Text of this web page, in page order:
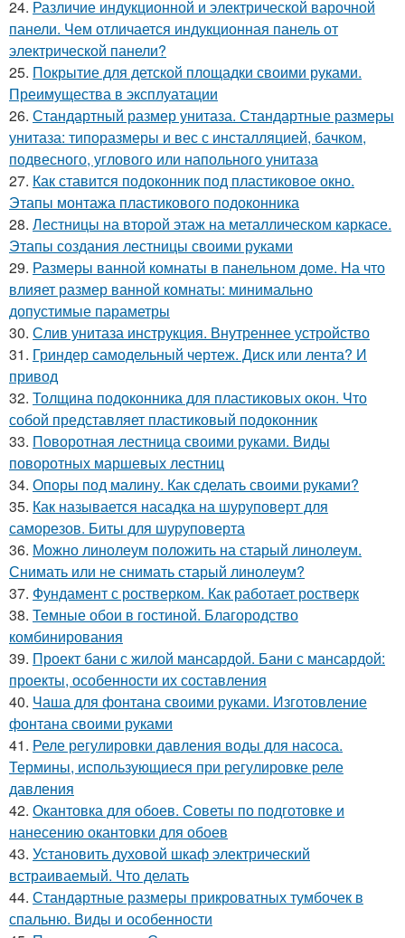
24. Различие индукционной и электрической варочной
панели. Чем отличается индукционная панель от
электрической панели?
25. Покрытие для детской площадки своими руками.
Преимущества в эксплуатации
26. Стандартный размер унитаза. Стандартные размеры
унитаза: типоразмеры и вес с инсталляцией, бачком,
подвесного, углового или напольного унитаза
27. Как ставится подоконник под пластиковое окно.
Этапы монтажа пластикового подоконника
28. Лестницы на второй этаж на металлическом каркасе.
Этапы создания лестницы своими руками
29. Размеры ванной комнаты в панельном доме. На что
влияет размер ванной комнаты: минимально
допустимые параметры
30. Слив унитаза инструкция. Внутреннее устройство
31. Гриндер самодельный чертеж. Диск или лента? И
привод
32. Толщина подоконника для пластиковых окон. Что
собой представляет пластиковый подоконник
33. Поворотная лестница своими руками. Виды
поворотных маршевых лестниц
34. Опоры под малину. Как сделать своими руками?
35. Как называется насадка на шуруповерт для
саморезов. Биты для шуруповерта
36. Можно линолеум положить на старый линолеум.
Снимать или не снимать старый линолеум?
37. Фундамент с ростверком. Как работает ростверк
38. Темные обои в гостиной. Благородство
комбинирования
39. Проект бани с жилой мансардой. Бани с мансардой:
проекты, особенности их составления
40. Чаша для фонтана своими руками. Изготовление
фонтана своими руками
41. Реле регулировки давления воды для насоса.
Термины, использующиеся при регулировке реле
давления
42. Окантовка для обоев. Советы по подготовке и
нанесению окантовки для обоев
43. Установить духовой шкаф электрический
встраиваемый. Что делать
44. Стандартные размеры прикроватных тумбочек в
спальню. Виды и особенности